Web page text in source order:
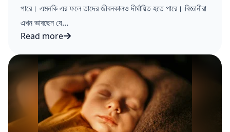
পারে। এমনকি এর ফলে তাদের জীবনকালও দীর্ঘায়িত হতে পারে। বিজ্ঞানীরা
এখন ভাবছেন যে…
Read more
কম অ্যামিনো অ্যাসিডে বাড়বে আয়ু